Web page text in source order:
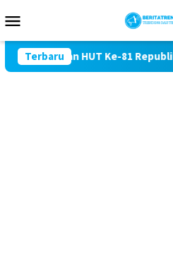
ke
Mobile
Terbaru
HUT Ke-81 Republik